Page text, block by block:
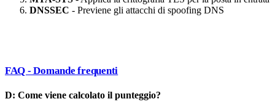
DNSSEC - Previene gli attacchi di spoofing DNS
FAQ - Domande frequenti
D: Come viene calcolato il punteggio?